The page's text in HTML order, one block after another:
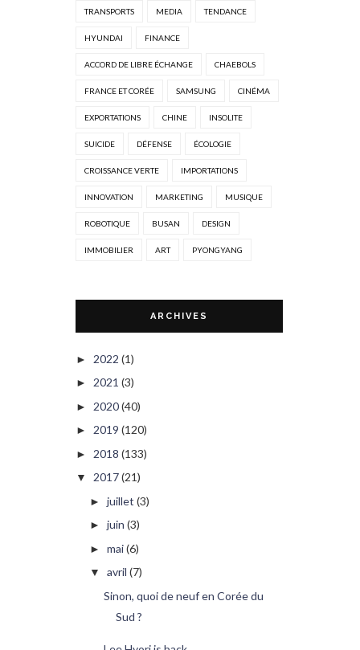
TRANSPORTS MEDIA TENDANCE
HYUNDAI FINANCE
ACCORD DE LIBRE ÉCHANGE CHAEBOLS
FRANCE ET CORÉE SAMSUNG CINÉMA
EXPORTATIONS CHINE INSOLITE
SUICIDE DÉFENSE ÉCOLOGIE
CROISSANCE VERTE IMPORTATIONS
INNOVATION MARKETING MUSIQUE
ROBOTIQUE BUSAN DESIGN
IMMOBILIER ART PYONGYANG
ARCHIVES
► 2022 (1)
► 2021 (3)
► 2020(40)
► 2019 (120)
► 2018 (133)
▼ 2017(21)
► juillet (3)
► juin (3)
► mai(6)
▼ avril (7)
Sinon, quoi de neuf en Corée du
Sud ?